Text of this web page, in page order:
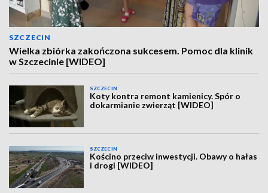
SZCZECIN
Wielka zbiórka zakończona sukcesem. Pomoc dla klinik
w Szczecinie [WIDEO]
SZCZECIN
Koty kontra remont kamienicy. Spór o
dokarmianie zwierząt [WIDEO]
SZCZECIN
Kościno przeciw inwestycji. Obawy o hałas
i drogi [WIDEO]